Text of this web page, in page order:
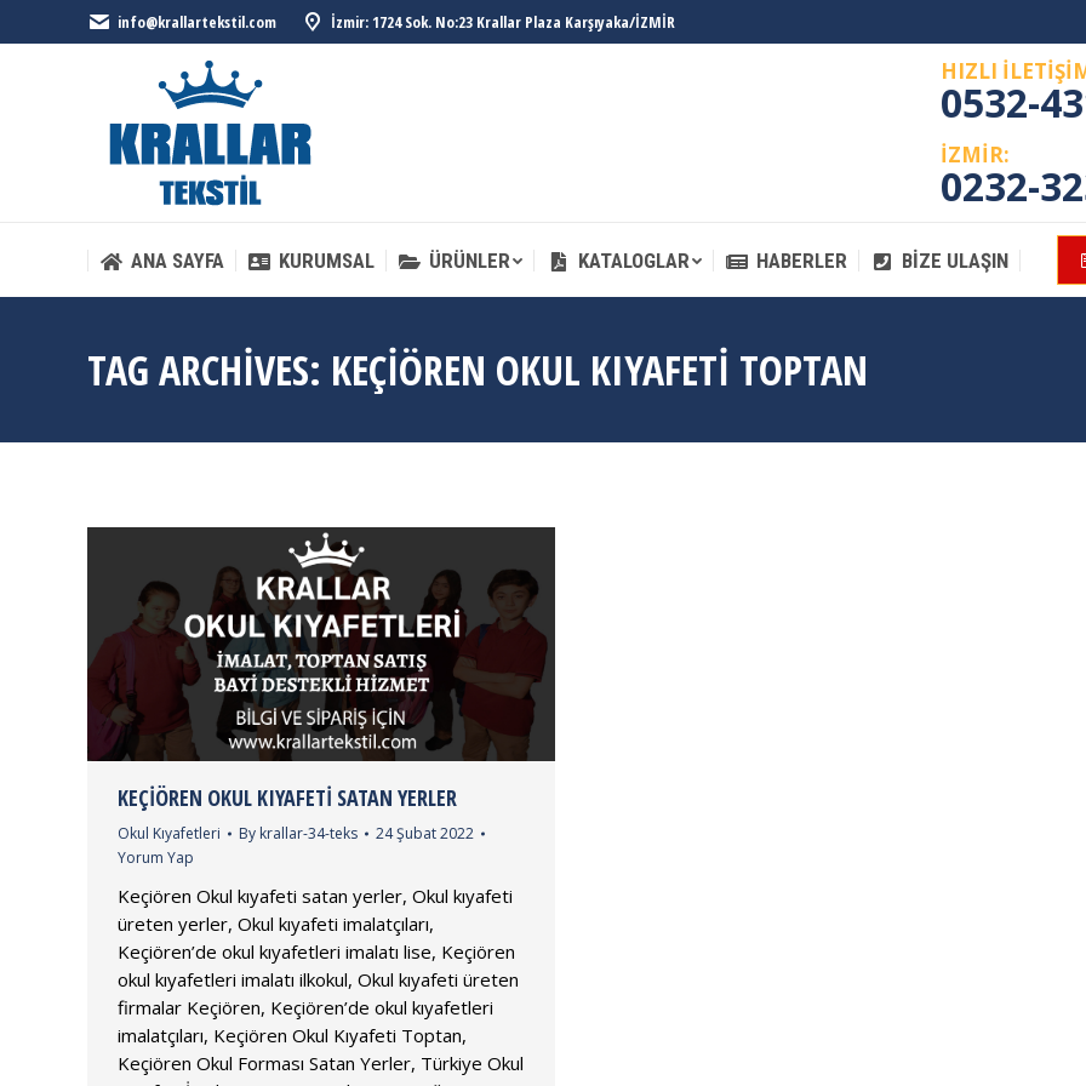
info@krallartekstil.com İzmir: 1724 Sok. No:23 Krallar Plaza Karşıyaka/İZMİR
HIZLI
0532-
İZMİR:
0232-
ANA SAYFA KURUMSAL ÜRÜNLER KATALOGLAR HABERLER BIZE ULAŞIN
TAG ARCHIVES: KEÇIÖREN OKUL KIYAFETI TOPTAN
KEÇIÖREN OKUL KIYAFETI SATAN YERLER
Okul Kıyafetleri By krallar-34-teks
24 Şubat 2022
Yorum Yap
Keçiören Okul kıyafeti satan yerler, Okul kıyafeti
üreten yerler, Okul kıyafeti imalatçıları,
Keçiören’de okul kıyafetleri imalatı lise, Keçiören
okul kıyafetleri imalatı ilkokul, Okul kıyafeti üreten
firmalar Keçiören, Keçiören’de okul kıyafetleri
imalatçıları, Keçiören Okul Kıyafeti Toptan,
Keçiören Okul Forması Satan Yerler, Türkiye Okul
ANA SAYFA KURUMSAL ÜRÜNLER KATALOGLAR HABERLER BIZE ULAŞIN